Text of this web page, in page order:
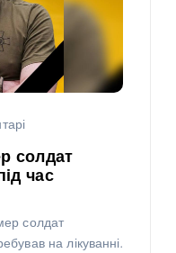
солдат
час
солдат
на лікуванні.